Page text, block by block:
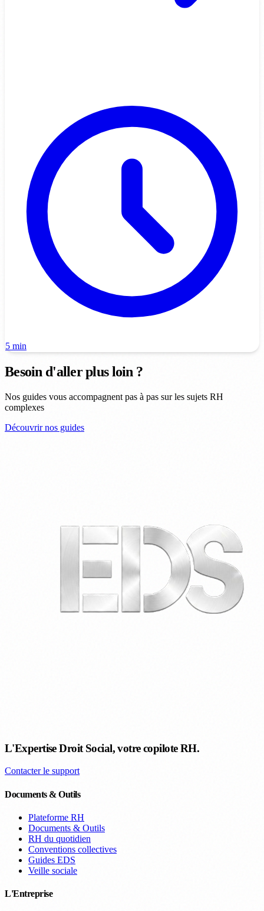
5 min
Besoin d'aller plus loin ?
Nos guides vous accompagnent pas à pas sur les sujets RH
complexes
Découvrir nos guides
L'Expertise Droit Social, votre copilote RH.
Contacter le support
Documents & Outils
Plateforme RH
Documents & Outils
RH du quotidien
Conventions collectives
Guides EDS
Veille sociale
L'Entreprise